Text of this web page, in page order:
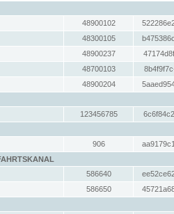
48900102
48300105
48900237
48700103
48900204
123456785
906
586640
586650